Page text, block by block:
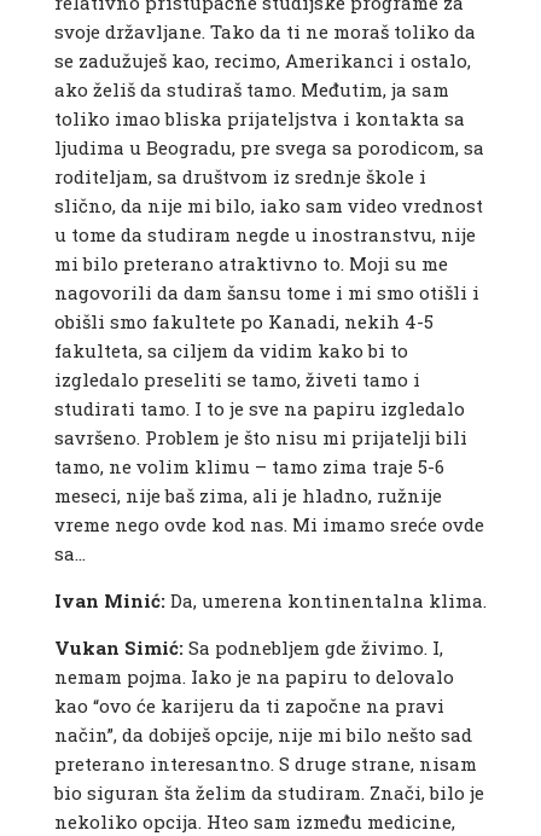
svoje državljane. Tako da ti ne moraš toliko da
se zadužuješ kao, recimo, Amerikanci i ostalo,
ako želiš da studiraš tamo. Međutim, ja sam
toliko imao bliska prijateljstva i kontakta sa
ljudima u Beogradu, pre svega sa porodicom, sa
roditeljam, sa društvom iz srednje škole i
slično, da nije mi bilo, iako sam video vrednost
u tome da studiram negde u inostranstvu, nije
mi bilo preterano atraktivno to. Moji su me
nagovorili da dam šansu tome i mi smo otišli i
obišli smo fakultete po Kanadi, nekih 4-5
fakulteta, sa ciljem da vidim kako bi to
izgledalo preseliti se tamo, živeti tamo i
studirati tamo. I to je sve na papiru izgledalo
savršeno. Problem je što nisu mi prijatelji bili
tamo, ne volim klimu – tamo zima traje 5-6
meseci, nije baš zima, ali je hladno, ružnije
vreme nego ovde kod nas. Mi imamo sreće ovde
sa…
Ivan Minić:Da, umerena kontinentalna klima.
Vukan Simić:Sa podnebljem gde živimo. I,
nemam pojma. Iako je na papiru to delovalo
kao “ovo će karijeru da ti započne na pravi
način”, da dobiješ opcije, nije mi bilo nešto sad
preterano interesantno. S druge strane, nisam
bio siguran šta želim da studiram. Znači, bilo je
nekoliko opcija. Hteo sam između medicine,